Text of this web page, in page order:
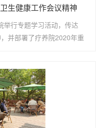
生健康工作会议精神
举行专题学习活动，传达
并部署了疗养院2020年重